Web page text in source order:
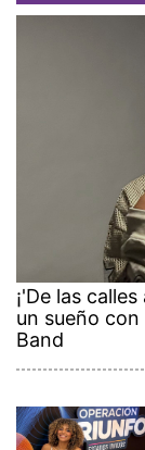
¡'De las
un sueño
Band